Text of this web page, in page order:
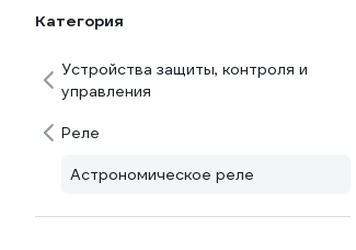
Категория
Устройства защиты, контроля и
управления
Реле
Астрономическое реле